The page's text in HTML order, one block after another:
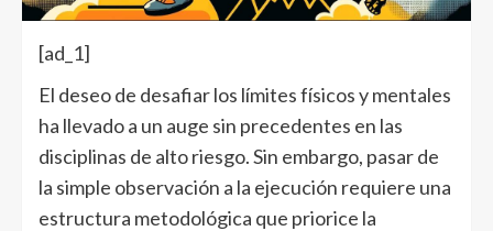
[ad_1]
El deseo de desafiar los límites físicos y mentales
ha llevado a un auge sin precedentes en las
disciplinas de alto riesgo. Sin embargo, pasar de
la simple observación a la ejecución requiere una
estructura metodológica que priorice la